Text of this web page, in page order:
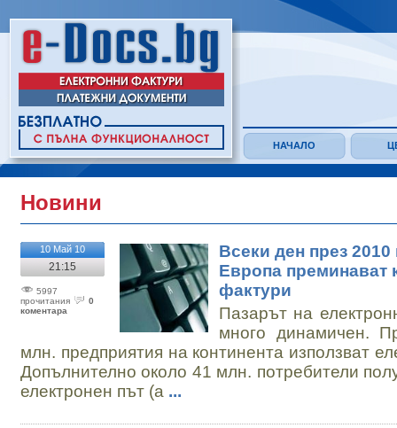
НАЧАЛО
Новини
10 Май 10
21:15
5997
прочитания
0
коментарa
Всеки ден през
Европа преминават
фактури
Пазарът на
много динамичен.
млн. предприятия на континента използват
Допълнително около 41 млн. потребители
електронен път (а ...